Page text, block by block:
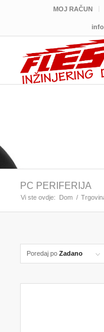
MOJ RAČUN
PC PERIFERIJA
Vi ste ovdje: Dom /
Poredaj po Zadano